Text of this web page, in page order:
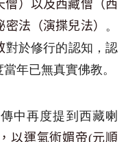
僧）以及西藏僧（西
密法 （演揲兒法） 。
對於修行的認知，認
當年已無真實佛教。
中再度提到 西藏喇
以運氣術媚帝(元順